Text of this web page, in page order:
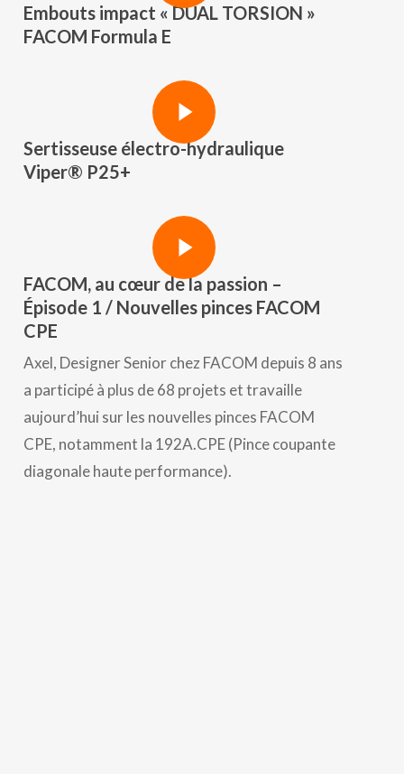
Embouts impact « DUAL TORSION »
FACOM Formula E
Play Video
Sertisseuse électro-hydraulique
Viper® P25+
Play Video
FACOM, au cœur de la passion –
Épisode 1 / Nouvelles pinces FACOM
CPE
Axel, Designer Senior chez FACOM depuis 8 ans
a participé à plus de 68 projets et travaille
aujourd’hui sur les nouvelles pinces FACOM
CPE, notamment la 192A.CPE (Pince coupante
diagonale haute performance).